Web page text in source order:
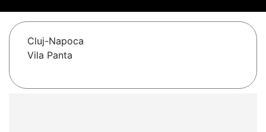
Cluj-Napoca
Vila Panta